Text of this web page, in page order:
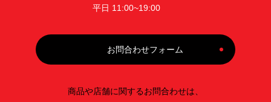
平日 11:00~19:00
お問合わせフォーム
商品や店舗に関するお問合わせは、